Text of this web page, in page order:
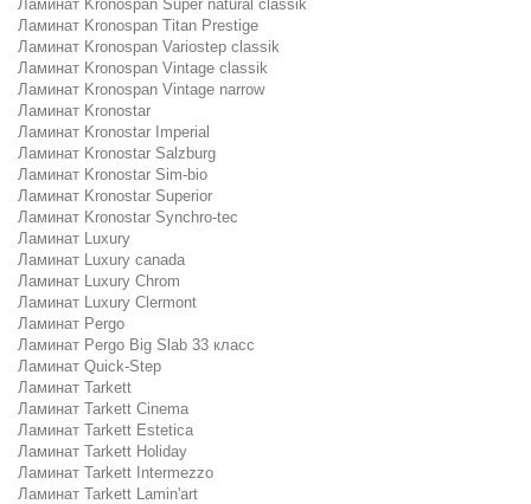
Ламинат Kronospan Super natural classik
Ламинат Kronospan Titan Prestige
Ламинат Kronospan Variostep classik
Ламинат Kronospan Vintage classik
Ламинат Kronospan Vintage narrow
Ламинат Kronostar
Ламинат Kronostar Imperial
Ламинат Kronostar Salzburg
Ламинат Kronostar Sim-bio
Ламинат Kronostar Superior
Ламинат Kronostar Synchro-tec
Ламинат Luxury
Ламинат Luxury canada
Ламинат Luxury Chrom
Ламинат Luxury Clermont
Ламинат Pergo
Ламинат Pergo Big Slab 33 класс
Ламинат Quick-Step
Ламинат Tarkett
Ламинат Tarkett Cinema
Ламинат Tarkett Estetica
Ламинат Tarkett Holiday
Ламинат Tarkett Intermezzo
Ламинат Tarkett Lamin'art